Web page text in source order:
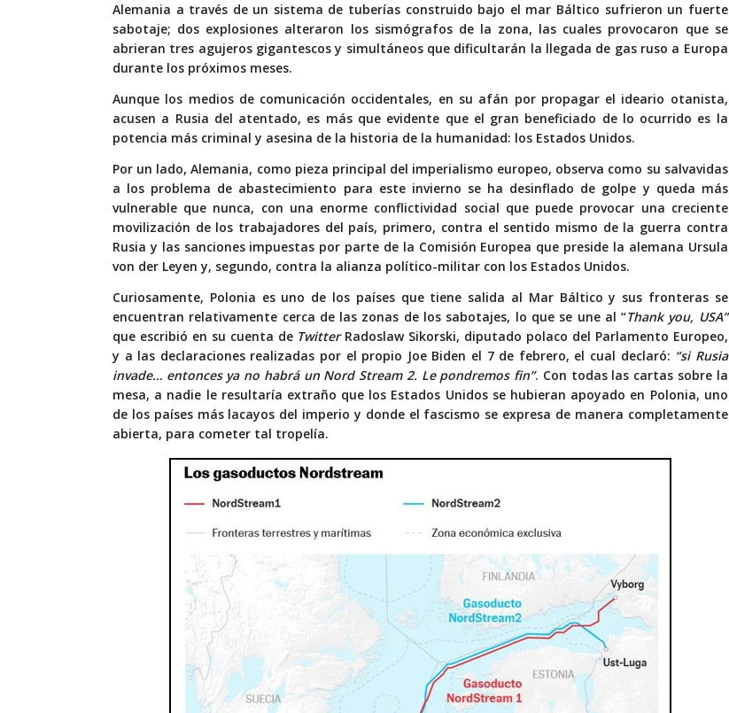
Alemania a través de un sistema de tuberías construido bajo el mar Báltico sufrieron un fuerte
sabotaje; dos explosiones alteraron los sismógrafos de la zona, las cuales provocaron que se
abrieran tres agujeros gigantescos y simultáneos que dificultarán la llegada de gas ruso a Europa
durante los próximos meses.
Aunque los medios de comunicación occidentales, en su afán por propagar el ideario otanista,
acusen a Rusia del atentado, es más que evidente que el gran beneficiado de lo ocurrido es la
potencia más criminal y asesina de la historia de la humanidad: los Estados Unidos.
Por un lado, Alemania, como pieza principal del imperialismo europeo, observa como su salvavidas
a los problema de abastecimiento para este invierno se ha desinflado de golpe y queda más
vulnerable que nunca, con una enorme conflictividad social que puede provocar una creciente
movilización de los trabajadores del país, primero, contra el sentido mismo de la guerra contra
Rusia y las sanciones impuestas por parte de la Comisión Europea que preside la alemana Ursula
von der Leyen y, segundo, contra la alianza político-militar con los Estados Unidos.
Curiosamente, Polonia es uno de los países que tiene salida al Mar Báltico y sus fronteras se
encuentran relativamente cerca de las zonas de los sabotajes, lo que se une al “Thank you, USA”
que escribió en su cuenta de TwitterRadoslaw Sikorski, diputado polaco del Parlamento Europeo,
y a las declaraciones realizadas por el propio Joe Biden el 7 de febrero, el cual declaró: “si Rusia
invade… entonces ya no habrá un Nord Stream 2. Le pondremos fin”. Con todas las cartas sobre la
mesa, a nadie le resultaría extraño que los Estados Unidos se hubieran apoyado en Polonia, uno
de los países más lacayos del imperio y donde el fascismo se expresa de manera completamente
abierta, para cometer tal tropelía.